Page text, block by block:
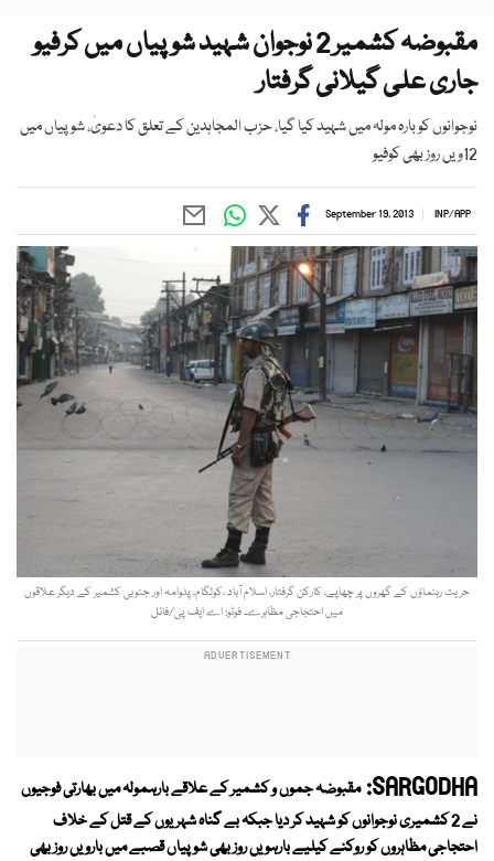
مقبوضہ کشمیر 2 نوجوان شہید شوپیاں میں کرفیو
جاری علی گیلانی گرفتار
نوجوانوں کو بارہ مولہ میں شہید کیا گیا، حزب المجاہدین کے تعلق کا دعویٰ، شوپیاں میں
12ویں روز بھی کوفیو
INP/APP
September 19, 2013
حریت رہنماؤں کے گھروں پر چھاپے، کارکن گرفتار، اسلام آباد ،کولگام، پلوامہ اور جنوبی کشمیر کے دیگر علاقوں
میں احتجاجی مظاہرے۔ فوٹو: اے ایف پی/فائل
SARGODHA: مقبوضہ جموں و کشمیر کے علاقے بارہمولہ میں بھارتی فوجیوں
نے 2 کشمیری نوجوانوں کو شہید کر دیا جبکہ بے گناہ شہریوں کے قتل کے خلاف
احتجاجی مظاہروں کو روکنے کیلیے بارہویں روز بھی شوپیاں قصبے میں بارویں روز بھی